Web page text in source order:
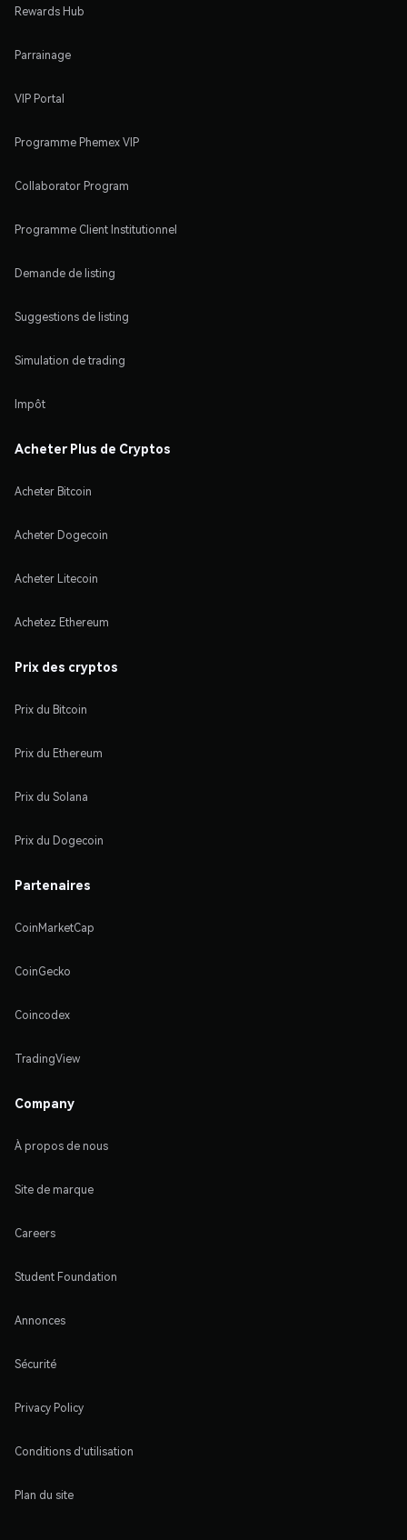
Rewards Hub
Parrainage
VIP Portal
Programme Phemex VIP
Collaborator Program
Programme Client Institutionnel
Demande de listing
Suggestions de listing
Simulation de trading
Impôt
Acheter Plus de Cryptos
Acheter Bitcoin
Acheter Dogecoin
Acheter Litecoin
Achetez Ethereum
Prix des cryptos
Prix du Bitcoin
Prix du Ethereum
Prix du Solana
Prix du Dogecoin
Partenaires
CoinMarketCap
CoinGecko
Coincodex
TradingView
Company
À propos de nous
Site de marque
Careers
Student Foundation
Annonces
Sécurité
Privacy Policy
Conditions d'utilisation
Plan du site